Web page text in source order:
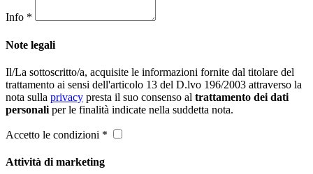
Info *
Note legali
Il/La sottoscritto/a, acquisite le informazioni fornite dal titolare del
trattamento ai sensi dell'articolo 13 del D.lvo 196/2003 attraverso la
nota sulla privacy presta il suo consenso al trattamento dei dati
personali per le finalità indicate nella suddetta nota.
Accetto le condizioni *
Attività di marketing